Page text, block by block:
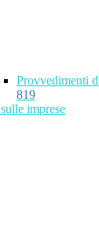
Provvedimenti
819
imprese